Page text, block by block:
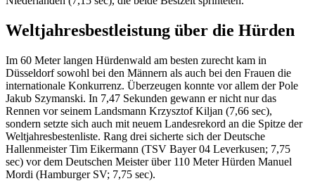
Weltjahresbestleistung über die Hürden
Im 60 Meter langen Hürdenwald am besten zurecht kam in
Düsseldorf sowohl bei den Männern als auch bei den Frauen die
internationale Konkurrenz. Überzeugen konnte vor allem der Pole
Jakub Szymanski. In 7,47 Sekunden gewann er nicht nur das
Rennen vor seinem Landsmann Krzysztof Kiljan (7,66 sec),
sondern setzte sich auch mit neuem Landesrekord an die Spitze der
Weltjahresbestenliste. Rang drei sicherte sich der Deutsche
Hallenmeister Tim Eikermann (TSV Bayer 04 Leverkusen; 7,75
sec) vor dem Deutschen Meister über 110 Meter Hürden Manuel
Mordi (Hamburger SV; 7,75 sec).